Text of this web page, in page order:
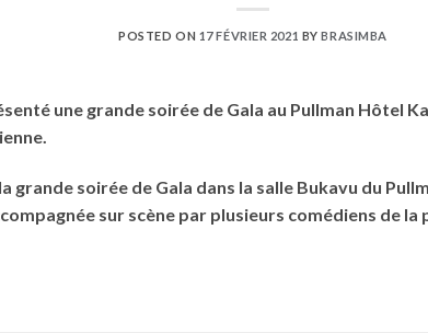
POSTED ON 17 FÉVRIER 2021 BYBRASIMBA
une grande soirée de Gala au Pullman Hôtel
grande soirée de Gala dans la salle Bukavu du
sur scène par plusieurs comédiens de